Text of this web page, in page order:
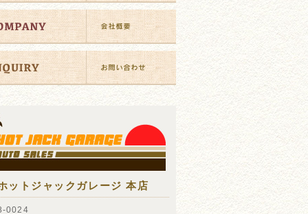
ットジャックガレージ 本店
0024